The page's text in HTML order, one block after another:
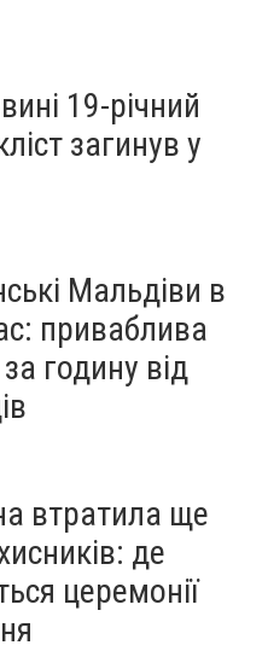
перелік
19-річний
загинув у
Мальдіви в
приваблива
годину від
втратила ще
де
церемонії